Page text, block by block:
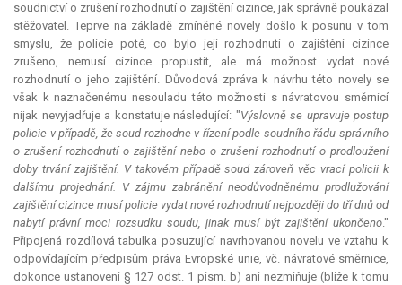
soudnictví o zrušení rozhodnutí o zajištění cizince, jak správně poukázal
stěžovatel. Teprve na základě zmíněné novely došlo k posunu v tom
smyslu, že policie poté, co bylo její rozhodnutí o zajištění cizince
zrušeno, nemusí cizince propustit, ale má možnost vydat nové
rozhodnutí o jeho zajištění. Důvodová zpráva k návrhu této novely se
však k naznačenému nesouladu této možnosti s návratovou směrnicí
nijak nevyjadřuje a konstatuje následující: "Výslovně se upravuje postup
policie v případě, že soud rozhodne v řízení podle soudního řádu správního
o zrušení rozhodnutí o zajištění nebo o zrušení rozhodnutí o prodloužení
doby trvání zajištění. V takovém případě soud zároveň věc vrací policii k
dalšímu projednání. V zájmu zabránění neodůvodněnému prodlužování
zajištění cizince musí policie vydat nové rozhodnutí nejpozději do tří dnů od
nabytí právní moci rozsudku soudu, jinak musí být zajištění ukončeno."
Připojená rozdílová tabulka posuzující navrhovanou novelu ve vztahu k
odpovídajícím předpisům práva Evropské unie, vč. návratové směrnice,
dokonce ustanovení § 127 odst. 1 písm. b) ani nezmiňuje (blíže k tomu